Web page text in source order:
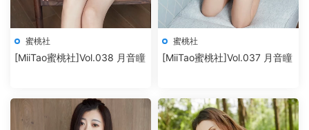
蜜桃社
[MiiTao蜜桃社]Vol.038 月音瞳
蜜桃社
[MiiTao蜜桃社]Vol.037 月音瞳